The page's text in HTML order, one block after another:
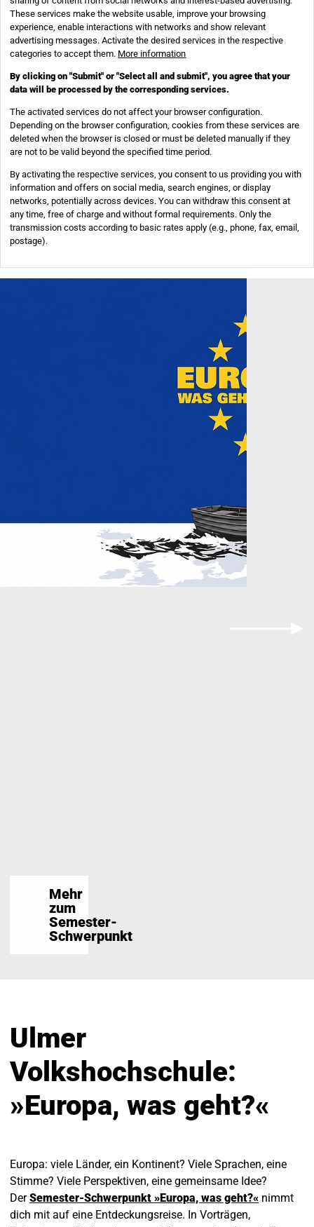
Digital
Ulmer
Volkshochschule:
»Europa, was geht?«
Europa: viele Länder, ein Kontinent? Viele Sprachen, eine
Stimme? Viele Perspektiven, eine gemeinsame Idee?
Der Semester-Schwerpunkt »Europa, was geht?« nimmt
dich mit auf eine Entdeckungsreise. In Vorträgen,